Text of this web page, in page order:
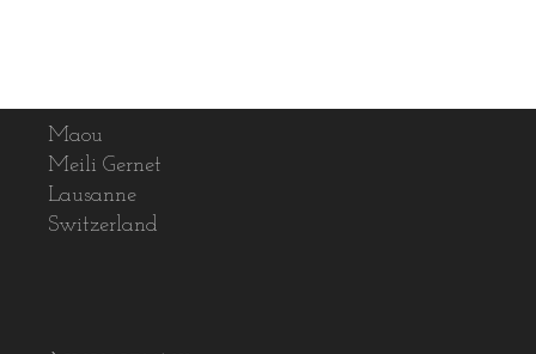
Maou
Meili Gernet
Lausanne
Switzerland